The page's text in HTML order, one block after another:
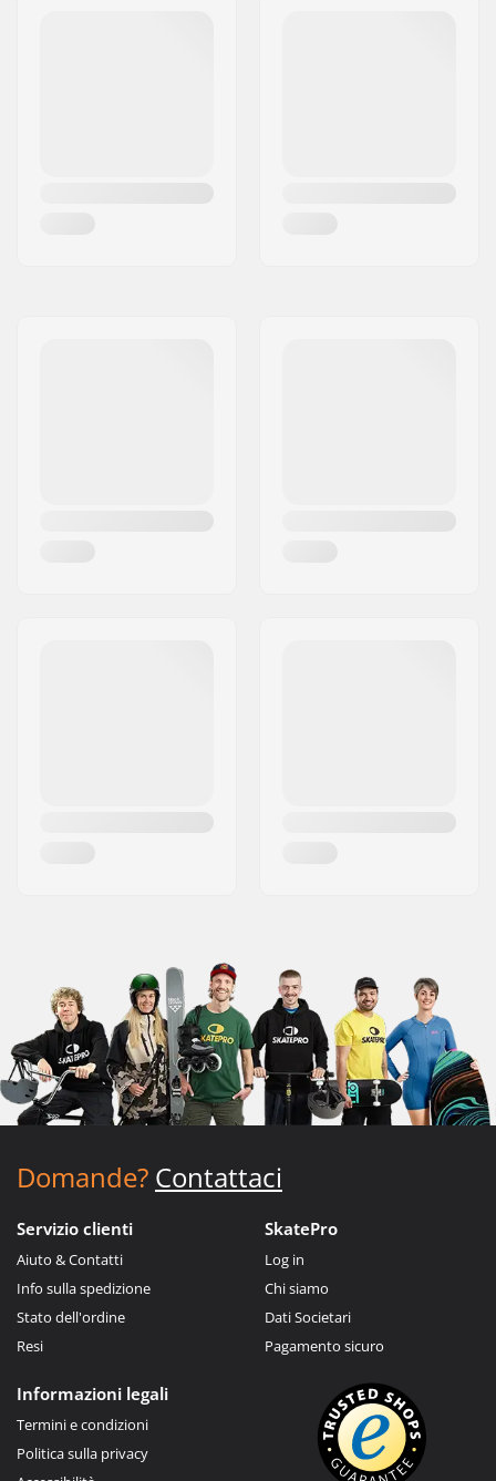
Domande? Contattaci
Servizio clienti
Aiuto & Contatti
Info sulla spedizione
Stato dell'ordine
Resi
SkatePro
Log in
Chi siamo
Dati Societari
Pagamento sicuro
Informazioni legali
Termini e condizioni
Politica sulla privacy